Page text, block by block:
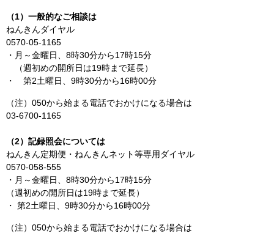
（1）一般的なご相談は
ねんきんダイヤル
0570-05-1165
・月～金曜日、8時30分から17時15分
（週初めの開所日は19時まで延長）
・ 第2土曜日、9時30分から16時00分
（注）050から始まる電話でおかけになる場合は
03-6700-1165
（2）記録照会については
ねんきん定期便・ねんきんネット等専用ダイヤル
0570-058-555
・月～金曜日、8時30分から17時15分
（週初めの開所日は19時まで延長）
・ 第2土曜日、9時30分から16時00分
（注）050から始まる電話でおかけになる場合は